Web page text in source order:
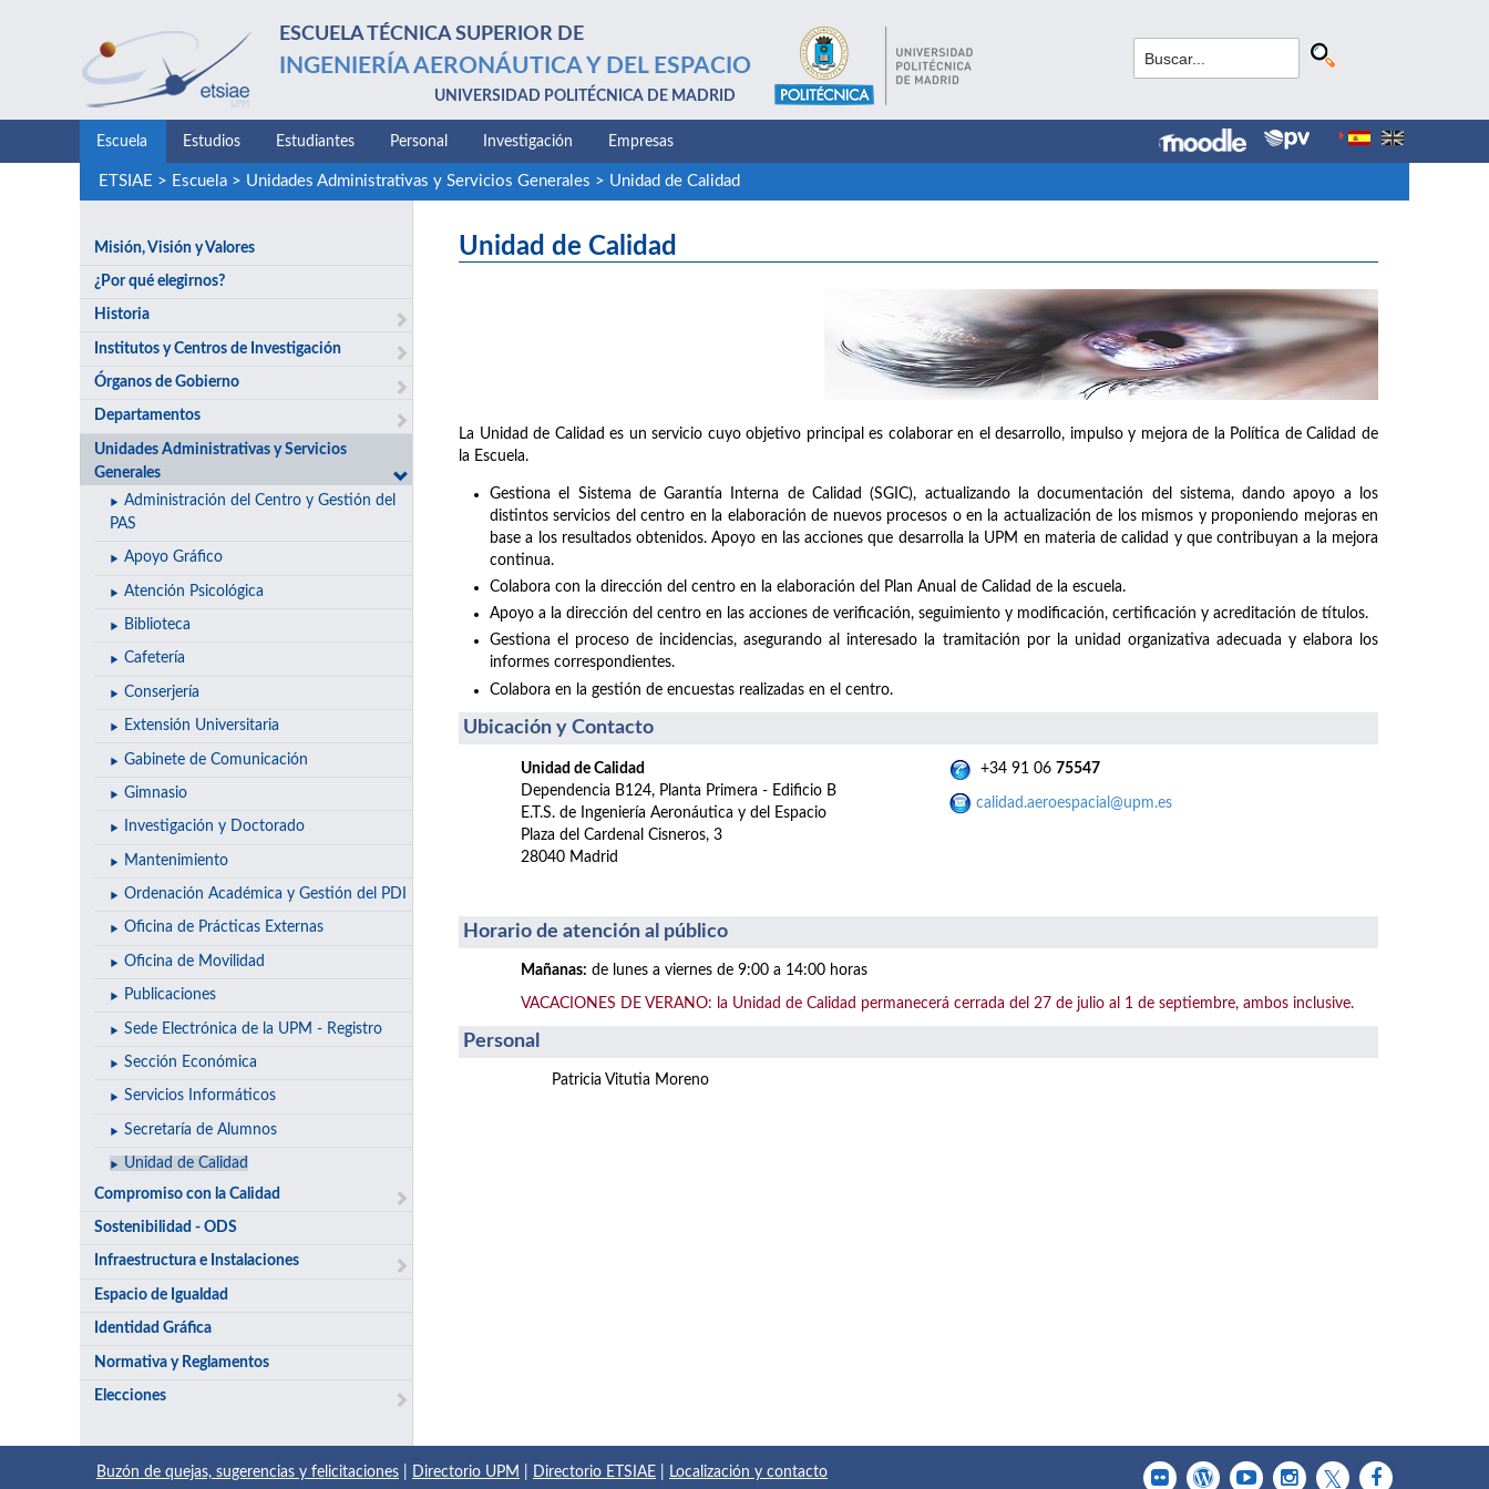
ESCUELA TÉCNICA SUPERIOR DE
INGENIERÍA AERONÁUTICA Y DEL ESPACIO
UNIVERSIDAD POLITÉCNICA DE MADRID
Escuela Estudios Estudiantes Personal Investigación Empresas
ETSIAE > Escuela> Unidades Administrativas y Servicios Generales > Unidad de Calidad
Misión, Visión y Valores
¿Por qué elegirnos?
Historia
Institutos y Centros de Investigación
Órganos de Gobierno
Departamentos
Unidades Administrativas y Servicios
Generales
Administración del Centro y Gestión del
PAS
Apoyo Gráfico
Atención Psicológica
Biblioteca
Cafetería
Conserjería
Extensión Universitaria
Gabinete de Comunicación
Gimnasio
Investigación y Doctorado
Mantenimiento
Ordenación Académica y Gestión del PDI
Oficina de Prácticas Externas
Oficina de Movilidad
Publicaciones
Sede Electrónica de la UPM - Registro
Sección Económica
Servicios Informáticos
Secretaría de Alumnos
Unidad de Calidad
Compromiso con la Calidad
Sostenibilidad - ODS
Infraestructura e Instalaciones
Espacio de Igualdad
Identidad Gráfica
Normativa y Reglamentos
Elecciones
Unidad de Calidad
La Unidad de Calidad es un servicio cuyo objetivo principal es colaborar en el desarrollo, impulso y mejora de la Política de Calidad de
la Escuela.
Gestiona el Sistema de Garantía Interna de Calidad (SGIC), actualizando la documentación del sistema, dando apoyo a los
distintos servicios del centro en la elaboración de nuevos procesos o en la actualización de los mismos y proponiendo mejoras en
base a los resultados obtenidos. Apoyo en las acciones que desarrolla la UPM en materia de calidad y que contribuyan a la mejora
continua.
Colabora con la dirección del centro en la elaboración del Plan Anual de Calidad de la escuela.
Apoyo a la dirección del centro en las acciones de verificación, seguimiento y modificación, certificación y acreditación de títulos.
Gestiona el proceso de incidencias, asegurando al interesado la tramitación por la unidad organizativa adecuada y elabora los
informes correspondientes.
Colabora en la gestión de encuestas realizadas en el centro.
Ubicación y Contacto
Unidad de Calidad
Dependencia B124, Planta Primera - Edificio B
E.T.S. de Ingeniería Aeronáutica y del Espacio
Plaza del Cardenal Cisneros, 3
28040 Madrid
+34 91 06 75547
calidad.aeroespacial@upm.es
Horario de atención al público
Mañanas: de lunes a viernes de 9:00 a 14:00 horas
VACACIONES DE VERANO: la Unidad de Calidad permanecerá cerrada del 27 de julio al 1 de septiembre, ambos inclusive.
Personal
Patricia Vitutia Moreno
Buzón de quejas, sugerencias y felicitaciones Directorio UPM Directorio ETSIAE Localización y contacto